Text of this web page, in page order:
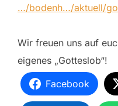
…/bodenh…/aktuell/
Wir freuen uns auf
eigenes „Gotteslob“!
Facebook